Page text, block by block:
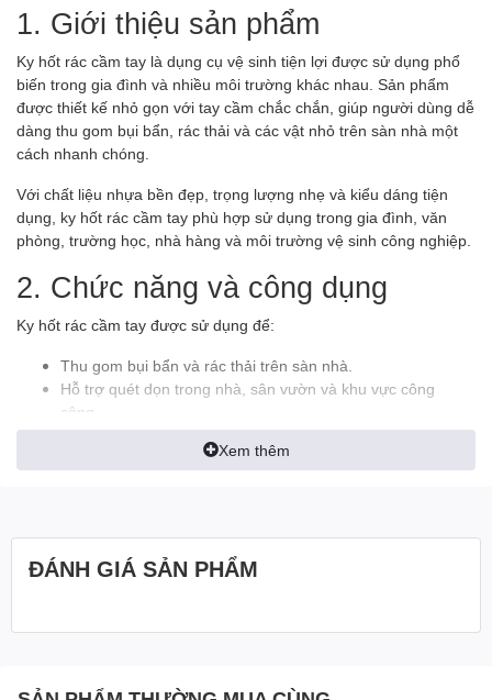
1. Giới thiệu sản phẩm
Ky hốt rác cầm tay là dụng cụ vệ sinh tiện lợi được sử dụng phổ
biến trong gia đình và nhiều môi trường khác nhau. Sản phẩm
được thiết kế nhỏ gọn với tay cầm chắc chắn, giúp người dùng dễ
dàng thu gom bụi bẩn, rác thải và các vật nhỏ trên sàn nhà một
cách nhanh chóng.
Với chất liệu nhựa bền đẹp, trọng lượng nhẹ và kiểu dáng tiện
dụng, ky hốt rác cầm tay phù hợp sử dụng trong gia đình, văn
phòng, trường học, nhà hàng và môi trường vệ sinh công nghiệp.
2. Chức năng và công dụng
Ky hốt rác cầm tay được sử dụng để:
Thu gom bụi bẩn và rác thải trên sàn nhà.
Hỗ trợ quét dọn trong nhà, sân vườn và khu vực công
cộng.
Gom tóc, giấy vụn và các loại rác nhỏ hiệu quả.
Kết hợp sử dụng cùng chổi quét để tăng hiệu quả vệ sinh.
và công sức cho người sử dụng.
Thiết kế nhỏ gọn, dễ cầm nắm và thao tác.
Xem thêm
ĐÁNH GIÁ SẢN PHẨM